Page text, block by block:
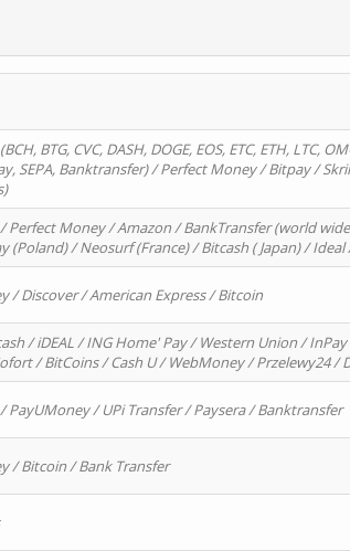
BTG, CVC, DASH, DOGE, EOS, ETC, ETH, LTC,
SEPA, Banktransfer) / Perfect Money / Bitpay /
Perfect Money / Amazon / BankTransfer (world
(Poland) / Neosurf (France) / Bitcash ( Japan) /
/ Discover / American Express / Bitcoin
/ iDEAL / ING Home' Pay / Western Union / InPay
/ BitCoins / Cash U / WebMoney / Przelewy24 /
PayUMoney / UPi Transfer / Paysera / Banktransfer
/ Bitcoin / Bank Transfer